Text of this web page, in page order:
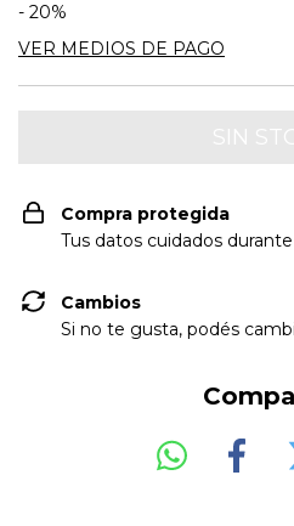
- 20%
VER MEDIOS DE PAGO
Compra protegida
Tus datos cuidados
Cambios
Si no te gusta, podés